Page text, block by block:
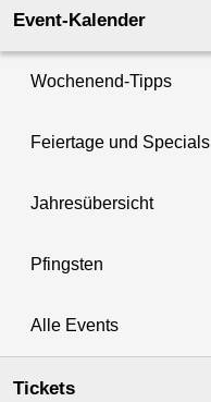
Event-Kalender
Wochenend-Tipps
Feiertage und Specials
Jahresübersicht
Pfingsten
Alle Events
Tickets